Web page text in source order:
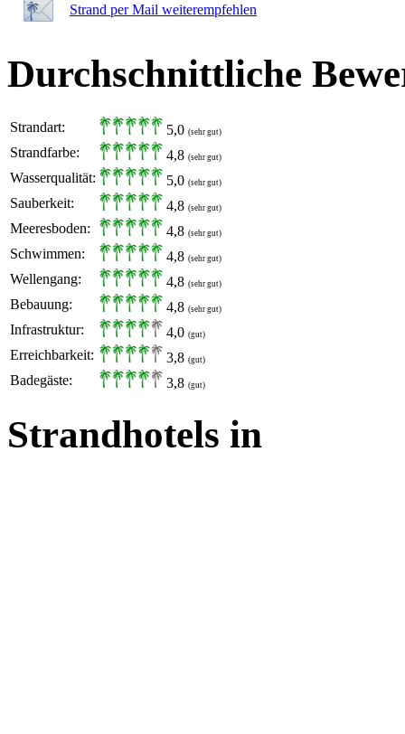
Strand per Mail weiterempfehlen
Durchschnittliche
Strandart: 5,0 (sehr gut)
Strandfarbe: 4,8 (sehr gut)
Wasserqualität: 5,0 (sehr gut)
Sauberkeit: 4,8 (sehr gut)
Meeresboden: 4,8 (sehr gut)
Schwimmen: 4,8 (sehr gut)
Wellengang: 4,8 (sehr gut)
Bebauung: 4,8 (sehr gut)
Infrastruktur: 4,0 (gut)
Erreichbarkeit: 3,8 (gut)
Badegäste: 3,8 (gut)
Strandhotels in